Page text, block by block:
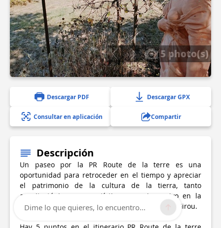
5 photo(s)
Descargar PDF Descargar GPX
Consultar en aplicación Compartir
Descripción
Un paseo por la PR Route de la terre es una
oportunidad para retroceder en el tiempo y apreciar
el patrimonio de la cultura de la tierra, tanto
arquitectónico como artístico, que sigue vivo en la
región de Toulousain y, aquí, en los Coteaux du Girou.
Dime lo que quieres, lo encuentro...